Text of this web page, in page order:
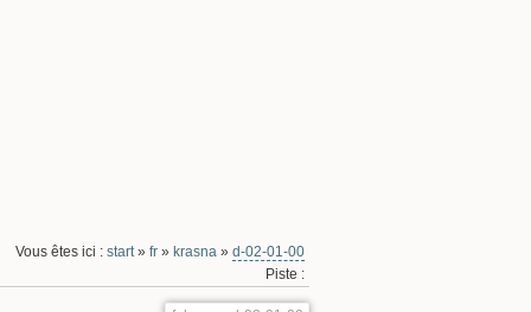
Vous êtes ici : start» fr» krasna » d-02-01-00
Piste :